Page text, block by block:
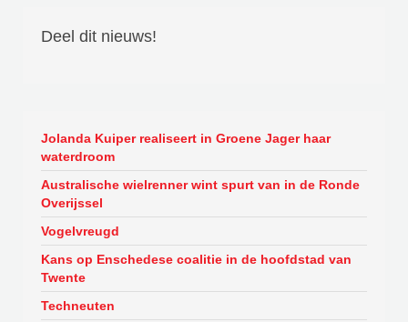
Deel dit nieuws!
Jolanda Kuiper realiseert in Groene Jager haar
waterdroom
Australische wielrenner wint spurt van in de Ronde
Overijssel
Vogelvreugd
Kans op Enschedese coalitie in de hoofdstad van
Twente
Techneuten